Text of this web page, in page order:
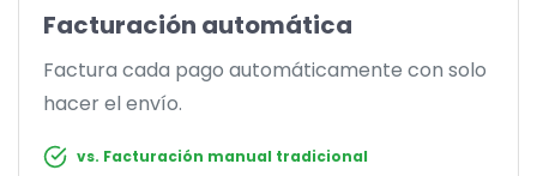
Facturación automática
Factura cada pago automáticamente con solo
hacer el envío.
vs. Facturación manual tradicional